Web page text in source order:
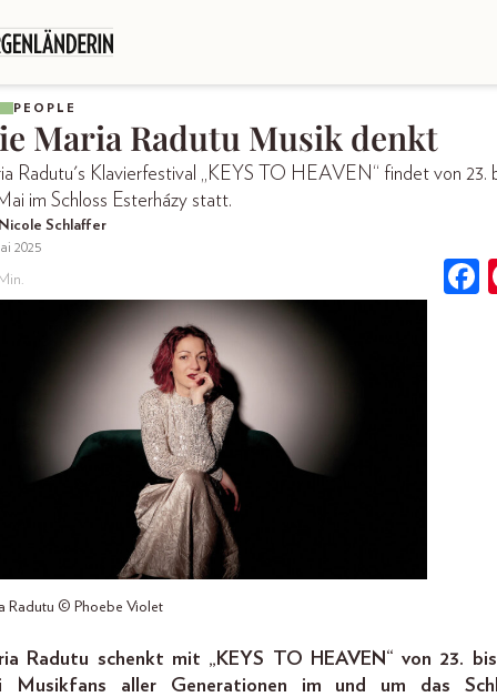
PEOPLE
Maria Radutu Musik denkt
Radutu's Klavierfestival „KEYS TO HEAVEN“ findet von 23.
im Schloss Esterházy statt.
Schlaffer
2025
Radutu © Phoebe Violet
Radutu schenkt mit „KEYS TO HEAVEN“ von 23.
Musikfans aller Generationen im und um das